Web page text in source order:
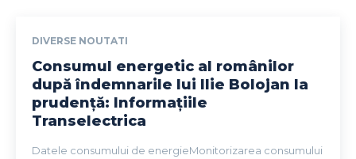
DIVERSE NOUTATI
Consumul energetic al românilor
după îndemnarile lui Ilie Bolojan la
prudență: Informațiile
Transelectrica
Datele consumului de energieMonitorizarea consumului